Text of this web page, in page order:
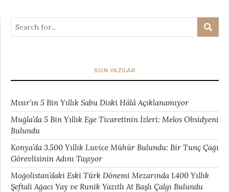
SON YAZILAR
Mısır’ın 5 Bin Yıllık Sabu Diski Hâlâ Açıklanamıyor
Muğla’da 5 Bin Yıllık Ege Ticaretinin İzleri: Melos Obsidyeni
Bulundu
Konya’da 3.500 Yıllık Luvice Mühür Bulundu: Bir Tunç Çağı
Görevlisinin Adını Taşıyor
Moğolistan’daki Eski Türk Dönemi Mezarında 1.400 Yıllık
Şeftali Ağacı Yay ve Runik Yazıtlı At Başlı Çalgı Bulundu